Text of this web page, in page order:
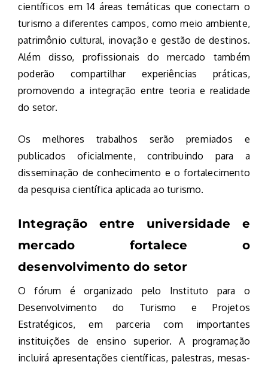
científicos em 14 áreas temáticas que conectam o
turismo a diferentes campos, como meio ambiente,
patrimônio cultural, inovação e gestão de destinos.
Além disso, profissionais do mercado também
poderão compartilhar experiências práticas,
promovendo a integração entre teoria e realidade
do setor.
Os melhores trabalhos serão premiados e
publicados oficialmente, contribuindo para a
disseminação de conhecimento e o fortalecimento
da pesquisa científica aplicada ao turismo.
Integração entre universidade e
mercado fortalece o
desenvolvimento do setor
O fórum é organizado pelo Instituto para o
Desenvolvimento do Turismo e Projetos
Estratégicos, em parceria com importantes
instituições de ensino superior. A programação
incluirá apresentações científicas, palestras, mesas-